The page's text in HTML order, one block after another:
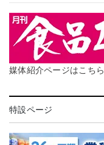
媒体紹介ページはこちら
特設ページ